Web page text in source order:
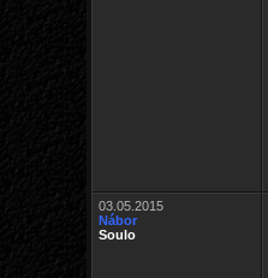
03.05.2015
Nábor
Soulo